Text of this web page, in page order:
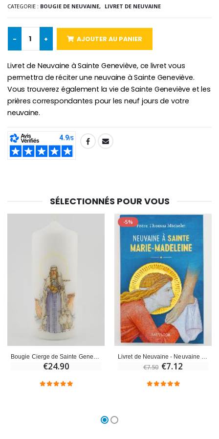
€9.90
€4.90 €23.00
CATEGORIE : BOUGIE DE NEUVAINE, LIVRET DE NEUVAINE
- + AJOUTER AU PANIER
Livret de Neuvaine à Sainte Geneviève, ce livret vous
permettra de réciter une neuvaine à Sainte Geneviève.
Vous trouverez également la vie de Sainte Geneviève et les
prières correspondantes pour les neuf jours de votre
neuvaine.
SHARE:
SÉLECTIONNÉS POUR VOUS
€24.90
-5%
€7.50 €7.12